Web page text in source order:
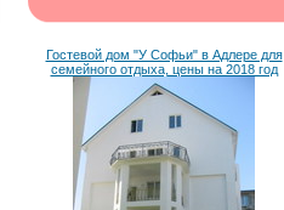
Гостевой дом "У Софьи" в Адлере для
семейного отдыха, цены на 2018 год